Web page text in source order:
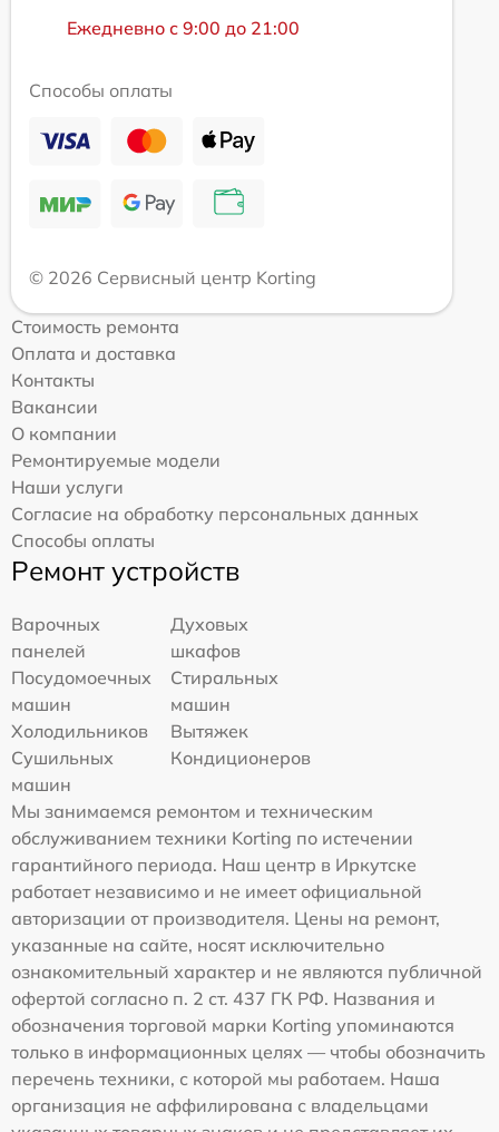
Ежедневно с 9:00 до 21:00
Способы оплаты
© 2026 Сервисный центр Korting
Стоимость ремонта
Оплата и доставка
Контакты
Вакансии
О компании
Ремонтируемые модели
Наши услуги
Согласие на обработку персональных данных
Способы оплаты
Ремонт устройств
Варочных
панелей
Духовых
шкафов
Посудомоечных
машин
Стиральных
машин
Холодильников
Вытяжек
Сушильных
машин
Кондиционеров
Мы занимаемся ремонтом и техническим
обслуживанием техники Korting по истечении
гарантийного периода. Наш центр в Иркутске
работает независимо и не имеет официальной
авторизации от производителя. Цены на ремонт,
указанные на сайте, носят исключительно
ознакомительный характер и не являются публичной
офертой согласно п. 2 ст. 437 ГК РФ. Названия и
обозначения торговой марки Korting упоминаются
только в информационных целях — чтобы обозначить
перечень техники, с которой мы работаем. Наша
организация не аффилирована с владельцами